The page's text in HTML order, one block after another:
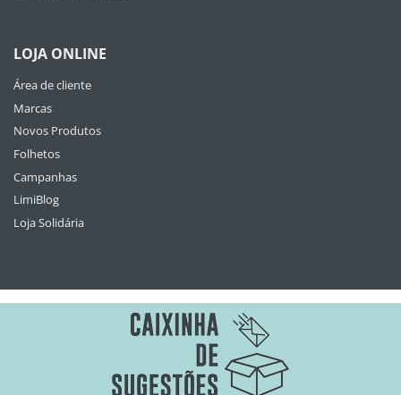
LOJA ONLINE
Área de cliente
Marcas
Novos Produtos
Folhetos
Campanhas
LimiBlog
Loja Solidária